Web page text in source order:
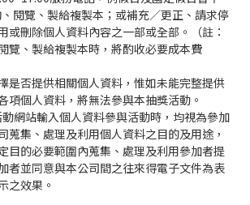
閱覽、製給複製本；或補充／更正、請求停
或刪除個人資料內容之一部或全部。（註：
覽、製給複製本時，將酌收必要成本費
是否提供相關個人資料，惟如未能完整提供
項個人資料，將無法參與本抽獎活動。
網站輸入個人資料參與活動時，均視為參加
蒐集、處理及利用個人資料之目的及用途，
目的必要範圍內蒐集、處理及利用參加者提
者並同意與本公司間之往來得電子文件為表
之效果。